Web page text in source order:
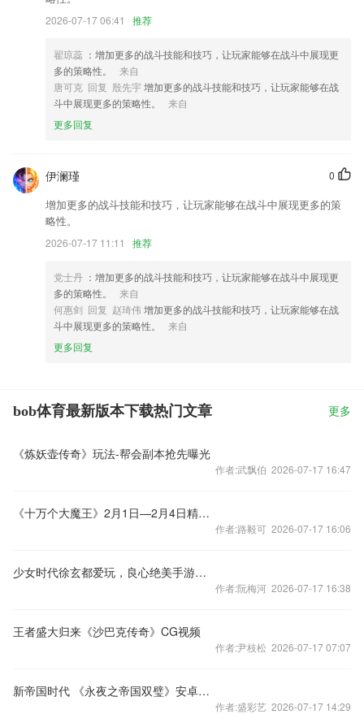
2026-07-17 06:41 推荐
翟琼蕊 ：增加更多的战斗技能和技巧，让玩家能够在战斗中展现更
多的策略性。
来自
唐可克 回复 殷先宇增加更多的战斗技能和技巧，让玩家能够在战
斗中展现更多的策略性。
来自
更多回复
0
伊澜瑾
增加更多的战斗技能和技巧，让玩家能够在战斗中展现更多的策
略性。
2026-07-17 11:11 推荐
党士丹 ：增加更多的战斗技能和技巧，让玩家能够在战斗中展现更
多的策略性。
来自
何惠剑 回复 赵琦伟 增加更多的战斗技能和技巧，让玩家能够在战
斗中展现更多的策略性。
来自
更多回复
bob体育最新版本下载热门文章 更多
《炼妖壶传奇》玩法-帮会副本抢先曝光
作者:武飘伯 2026-07-17 16:47
《十万个大魔王》2月1日—2月4日精彩活动享不停
作者:路毅可 2026-07-17 16:06
少女时代徐玄都爱玩，良心绝美手游《可可魔城》公测火爆开启
作者:阮梅河 2026-07-17 16:38
王者盛大归来《沙巴克传奇》CG视频
作者:尹枝松 2026-07-17 07:07
新帝国时代 《永夜之帝国双璧》安卓删档付费测试圆满结束
作者:盛彩艺 2026-07-17 14:29